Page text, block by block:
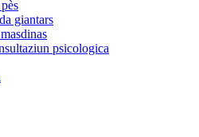
giantars
psicologica